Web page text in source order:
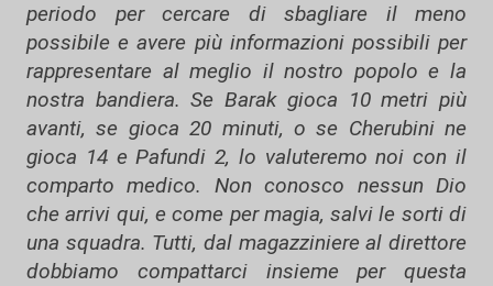
periodo per cercare di sbagliare il meno
possibile e avere più informazioni possibili per
rappresentare al meglio il nostro popolo e la
nostra bandiera. Se Barak gioca 10 metri più
avanti, se gioca 20 minuti, o se Cherubini ne
gioca 14 e Pafundi 2, lo valuteremo noi con il
comparto medico.
Non conosco nessun Dio
che arrivi qui, e come per magia, salvi le sorti di
una squadra. Tutti, dal magazziniere al direttore
dobbiamo compattarci insieme per questa